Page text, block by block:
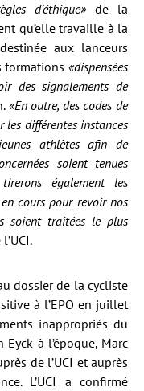
d’éthique»de la
qu’elle travaille à la
aux lanceurs
formations «dispensées
des signalements de
«En outre, des codes de
les différentes instances
athlètes afin de
soient tenues
également les
cours pour revoir nos
soient traitées le plus
dossier de la cycliste
à l’EPO en juillet
inappropriés du
à l’époque, Marc
de l’UCI et auprès
L’UCI a confirmé